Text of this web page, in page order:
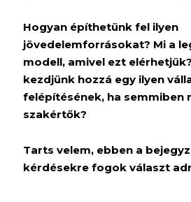
Hogyan építhetünk fel ilyen
jövedelemforrásokat? Mi a
modell, amivel ezt
kezdjünk hozzá egy ilyen
felépítésének, ha semmiben
szakértők?
Tarts velem, ebben a
kérdésekre fogok választ